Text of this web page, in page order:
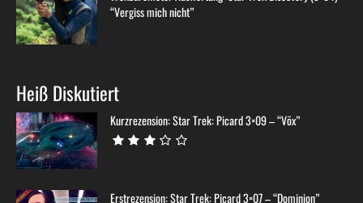
“Vergiss mich nicht”
Heiß Diskutiert
Kurzrezension: Star Trek: Picard 3×09 – “Võx”
Erstrezension: Star Trek: Picard 3×07 – “Dominion”